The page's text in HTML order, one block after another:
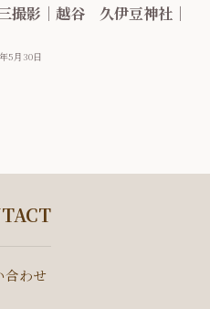
撮影｜越谷 久伊豆神社｜
5月30日
合わせ